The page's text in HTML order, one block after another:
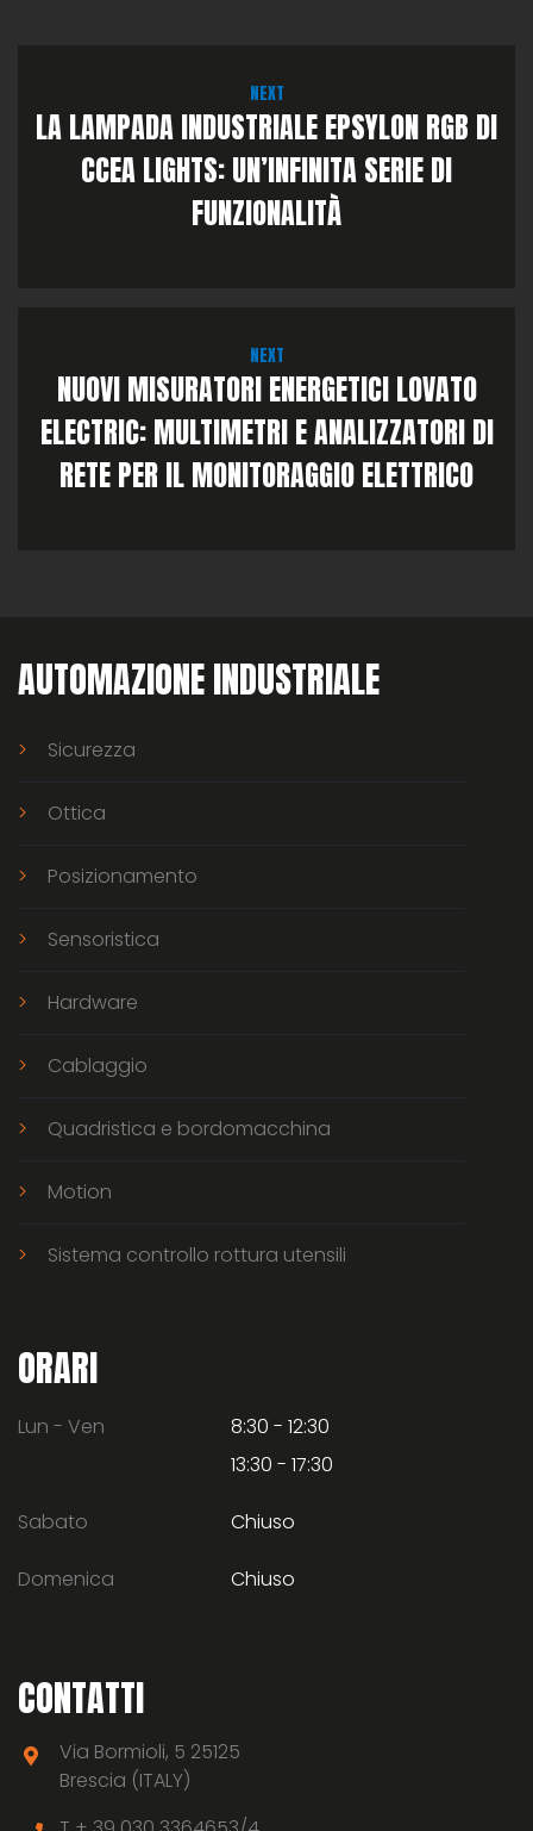
NEXT
LA LAMPADA INDUSTRIALE EPSYLON RGB DI
CCEA LIGHTS: UN’INFINITA SERIE DI
FUNZIONALITÀ
NEXT
NUOVI MISURATORI ENERGETICI LOVATO
ELECTRIC: MULTIMETRI E ANALIZZATORI DI
RETE PER IL MONITORAGGIO ELETTRICO
AUTOMAZIONE INDUSTRIALE
Sicurezza
Ottica
Posizionamento
Sensoristica
Hardware
Cablaggio
Quadristica e bordomacchina
Motion
Sistema controllo rottura utensili
ORARI
Lun - Ven
8:30 - 12:30
13:30 - 17:30
Sabato Chiuso
Domenica Chiuso
CONTATTI
Via Bormioli, 5 25125
Brescia (ITALY)